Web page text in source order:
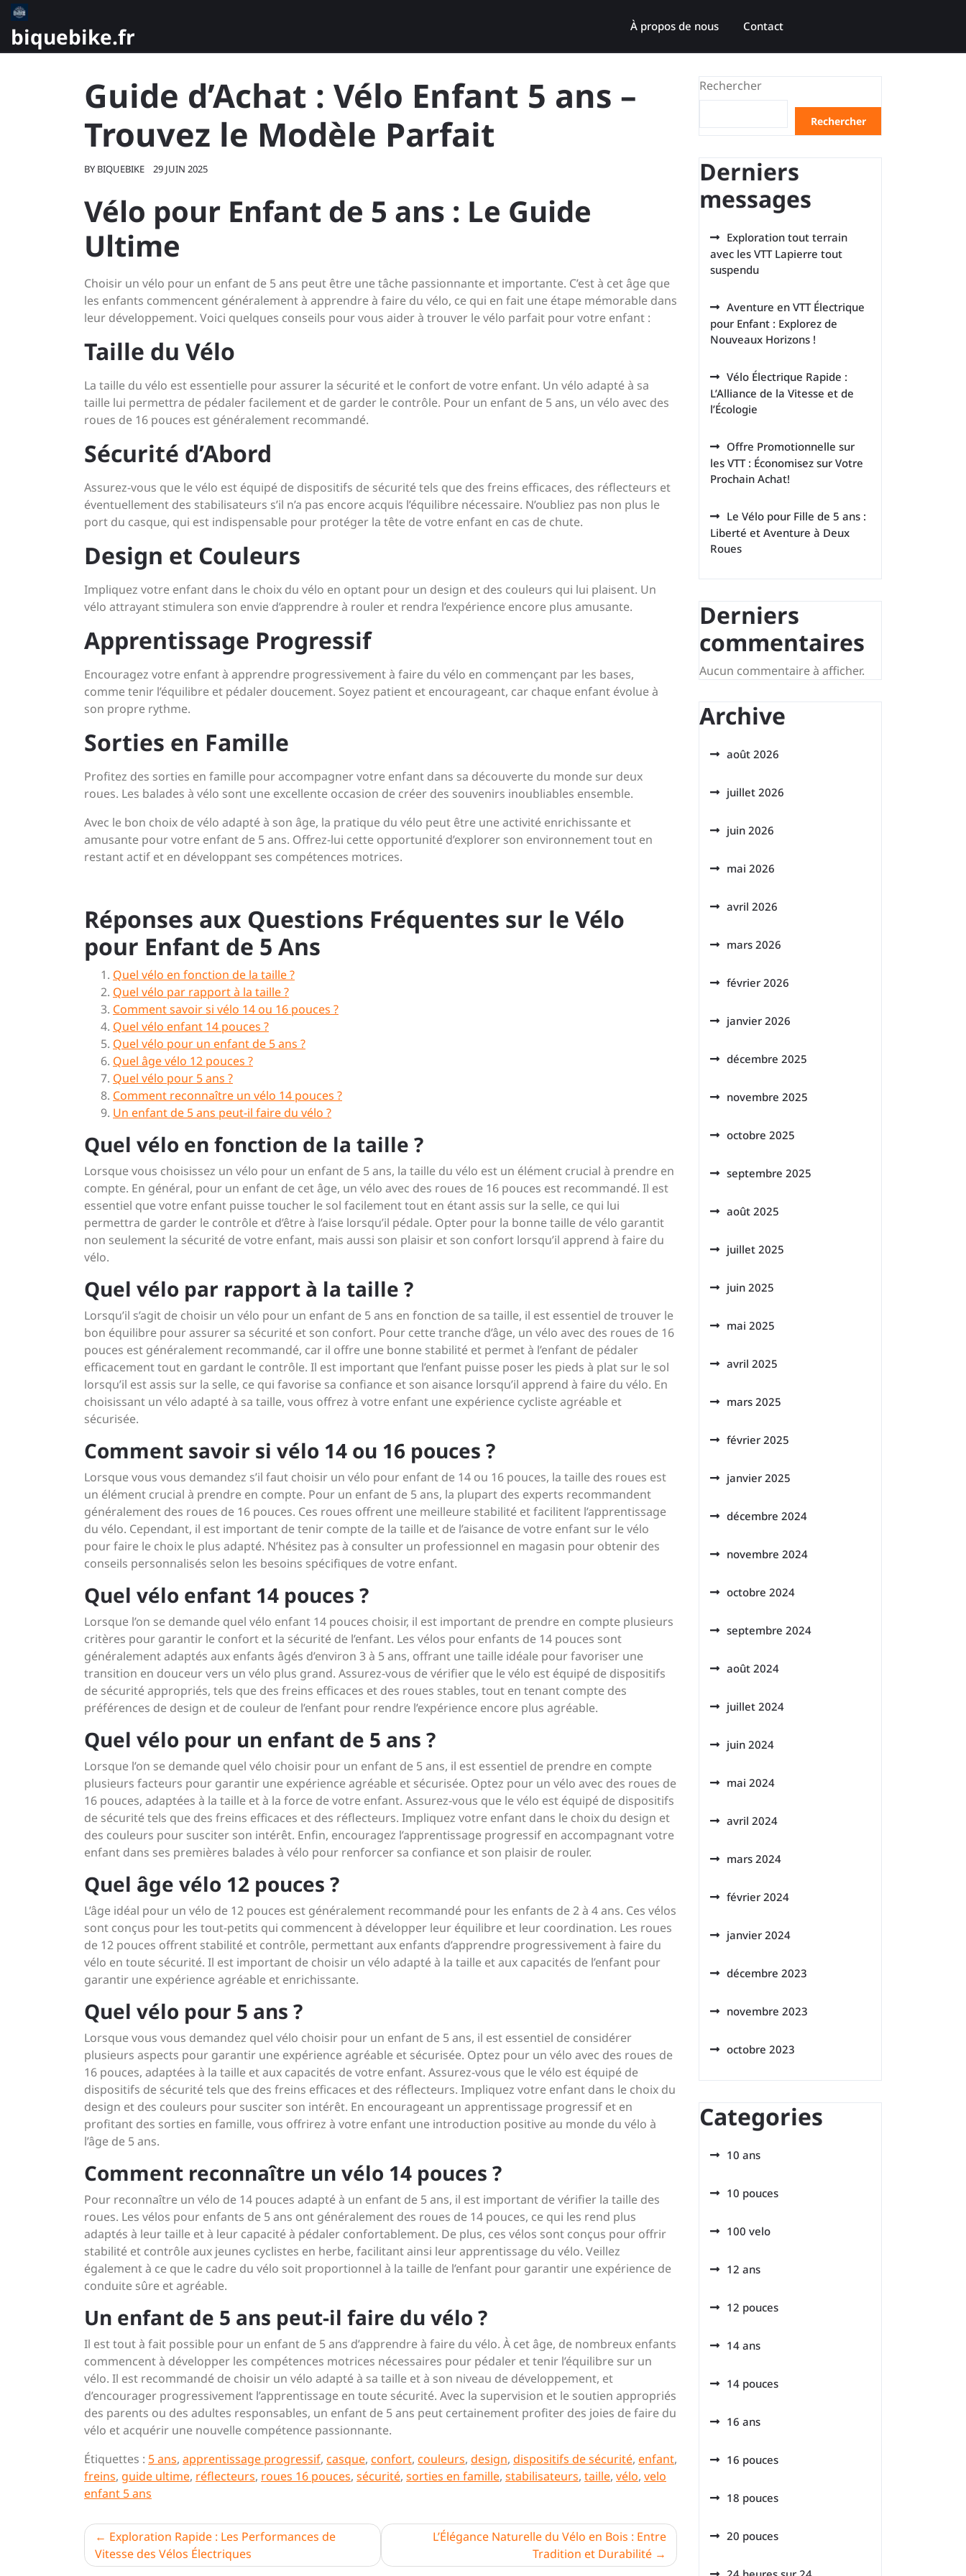
Skip
content
biquebike.fr À propos de nous Contact
Guide d’Achat : Vélo Enfant 5 ans –
Trouvez le Modèle Parfait
BY BIQUEBIKE 29 JUIN 2025
Vélo pour Enfant de 5 ans : Le Guide
Ultime
Choisir un vélo pour un enfant de 5 ans peut être une tâche passionnante et importante. C’est à cet âge que
les enfants commencent généralement à apprendre à faire du vélo, ce qui en fait une étape mémorable dans
leur développement. Voici quelques conseils pour vous aider à trouver le vélo parfait pour votre enfant :
Taille du Vélo
La taille du vélo est essentielle pour assurer la sécurité et le confort de votre enfant. Un vélo adapté à sa
taille lui permettra de pédaler facilement et de garder le contrôle. Pour un enfant de 5 ans, un vélo avec des
roues de 16 pouces est généralement recommandé.
Sécurité d’Abord
Assurez-vous que le vélo est équipé de dispositifs de sécurité tels que des freins efficaces, des réflecteurs et
éventuellement des stabilisateurs s’il n’a pas encore acquis l’équilibre nécessaire. N’oubliez pas non plus le
port du casque, qui est indispensable pour protéger la tête de votre enfant en cas de chute.
Design et Couleurs
Impliquez votre enfant dans le choix du vélo en optant pour un design et des couleurs qui lui plaisent. Un
vélo attrayant stimulera son envie d’apprendre à rouler et rendra l’expérience encore plus amusante.
Apprentissage Progressif
Encouragez votre enfant à apprendre progressivement à faire du vélo en commençant par les bases,
comme tenir l’équilibre et pédaler doucement. Soyez patient et encourageant, car chaque enfant évolue à
son propre rythme.
Sorties en Famille
Profitez des sorties en famille pour accompagner votre enfant dans sa découverte du monde sur deux
roues. Les balades à vélo sont une excellente occasion de créer des souvenirs inoubliables ensemble.
Avec le bon choix de vélo adapté à son âge, la pratique du vélo peut être une activité enrichissante et
amusante pour votre enfant de 5 ans. Offrez-lui cette opportunité d’explorer son environnement tout en
restant actif et en développant ses compétences motrices.
Réponses aux Questions Fréquentes sur le Vélo
pour Enfant de 5 Ans
Quel vélo en fonction de la taille ?
Quel vélo par rapport à la taille ?
Comment savoir si vélo 14 ou 16 pouces ?
Quel vélo enfant 14 pouces ?
Quel vélo pour un enfant de 5 ans ?
Quel âge vélo 12 pouces ?
Quel vélo pour 5 ans ?
Comment reconnaître un vélo 14 pouces ?
Un enfant de 5 ans peut-il faire du vélo ?
Quel vélo en fonction de la taille ?
Lorsque vous choisissez un vélo pour un enfant de 5 ans, la taille du vélo est un élément crucial à prendre en
compte. En général, pour un enfant de cet âge, un vélo avec des roues de 16 pouces est recommandé. Il est
essentiel que votre enfant puisse toucher le sol facilement tout en étant assis sur la selle, ce qui lui
permettra de garder le contrôle et d’être à l’aise lorsqu’il pédale. Opter pour la bonne taille de vélo garantit
non seulement la sécurité de votre enfant, mais aussi son plaisir et son confort lorsqu’il apprend à faire du
vélo.
Quel vélo par rapport à la taille ?
Lorsqu’il s’agit de choisir un vélo pour un enfant de 5 ans en fonction de sa taille, il est essentiel de trouver le
bon équilibre pour assurer sa sécurité et son confort. Pour cette tranche d’âge, un vélo avec des roues de 16
pouces est généralement recommandé, car il offre une bonne stabilité et permet à l’enfant de pédaler
efficacement tout en gardant le contrôle. Il est important que l’enfant puisse poser les pieds à plat sur le sol
lorsqu’il est assis sur la selle, ce qui favorise sa confiance et son aisance lorsqu’il apprend à faire du vélo. En
choisissant un vélo adapté à sa taille, vous offrez à votre enfant une expérience cycliste agréable et
sécurisée.
Comment savoir si vélo 14 ou 16 pouces ?
Lorsque vous vous demandez s’il faut choisir un vélo pour enfant de 14 ou 16 pouces, la taille des roues est
un élément crucial à prendre en compte. Pour un enfant de 5 ans, la plupart des experts recommandent
généralement des roues de 16 pouces. Ces roues offrent une meilleure stabilité et facilitent l’apprentissage
du vélo. Cependant, il est important de tenir compte de la taille et de l’aisance de votre enfant sur le vélo
pour faire le choix le plus adapté. N’hésitez pas à consulter un professionnel en magasin pour obtenir des
conseils personnalisés selon les besoins spécifiques de votre enfant.
Quel vélo enfant 14 pouces ?
Lorsque l’on se demande quel vélo enfant 14 pouces choisir, il est important de prendre en compte plusieurs
critères pour garantir le confort et la sécurité de l’enfant. Les vélos pour enfants de 14 pouces sont
généralement adaptés aux enfants âgés d’environ 3 à 5 ans, offrant une taille idéale pour favoriser une
transition en douceur vers un vélo plus grand. Assurez-vous de vérifier que le vélo est équipé de dispositifs
de sécurité appropriés, tels que des freins efficaces et des roues stables, tout en tenant compte des
préférences de design et de couleur de l’enfant pour rendre l’expérience encore plus agréable.
Quel vélo pour un enfant de 5 ans ?
Lorsque l’on se demande quel vélo choisir pour un enfant de 5 ans, il est essentiel de prendre en compte
plusieurs facteurs pour garantir une expérience agréable et sécurisée. Optez pour un vélo avec des roues de
16 pouces, adaptées à la taille et à la force de votre enfant. Assurez-vous que le vélo est équipé de dispositifs
de sécurité tels que des freins efficaces et des réflecteurs. Impliquez votre enfant dans le choix du design et
des couleurs pour susciter son intérêt. Enfin, encouragez l’apprentissage progressif en accompagnant votre
enfant dans ses premières balades à vélo pour renforcer sa confiance et son plaisir de rouler.
Quel âge vélo 12 pouces ?
L’âge idéal pour un vélo de 12 pouces est généralement recommandé pour les enfants de 2 à 4 ans. Ces vélos
sont conçus pour les tout-petits qui commencent à développer leur équilibre et leur coordination. Les roues
de 12 pouces offrent stabilité et contrôle, permettant aux enfants d’apprendre progressivement à faire du
vélo en toute sécurité. Il est important de choisir un vélo adapté à la taille et aux capacités de l’enfant pour
garantir une expérience agréable et enrichissante.
Quel vélo pour 5 ans ?
Lorsque vous vous demandez quel vélo choisir pour un enfant de 5 ans, il est essentiel de considérer
plusieurs aspects pour garantir une expérience agréable et sécurisée. Optez pour un vélo avec des roues de
16 pouces, adaptées à la taille et aux capacités de votre enfant. Assurez-vous que le vélo est équipé de
dispositifs de sécurité tels que des freins efficaces et des réflecteurs. Impliquez votre enfant dans le choix du
design et des couleurs pour susciter son intérêt. En encourageant un apprentissage progressif et en
profitant des sorties en famille, vous offrirez à votre enfant une introduction positive au monde du vélo à
l’âge de 5 ans.
Comment reconnaître un vélo 14 pouces ?
Pour reconnaître un vélo de 14 pouces adapté à un enfant de 5 ans, il est important de vérifier la taille des
roues. Les vélos pour enfants de 5 ans ont généralement des roues de 14 pouces, ce qui les rend plus
adaptés à leur taille et à leur capacité à pédaler confortablement. De plus, ces vélos sont conçus pour offrir
stabilité et contrôle aux jeunes cyclistes en herbe, facilitant ainsi leur apprentissage du vélo. Veillez
également à ce que le cadre du vélo soit proportionnel à la taille de l’enfant pour garantir une expérience de
conduite sûre et agréable.
Un enfant de 5 ans peut-il faire du vélo ?
Il est tout à fait possible pour un enfant de 5 ans d’apprendre à faire du vélo. À cet âge, de nombreux enfants
commencent à développer les compétences motrices nécessaires pour pédaler et tenir l’équilibre sur un
vélo. Il est recommandé de choisir un vélo adapté à sa taille et à son niveau de développement, et
d’encourager progressivement l’apprentissage en toute sécurité. Avec la supervision et le soutien appropriés
des parents ou des adultes responsables, un enfant de 5 ans peut certainement profiter des joies de faire du
vélo et acquérir une nouvelle compétence passionnante.
Étiquettes : 5 ans, apprentissage progressif, casque, confort, couleurs, design, dispositifs de sécurité, enfant,
freins, guide ultime, réflecteurs, roues 16 pouces, sécurité, sorties en famille, stabilisateurs, taille, vélo, velo
enfant 5 ans
Navigation
de
Exploration Rapide : Les Performances de
Vitesse des Vélos Électriques
L’Élégance Naturelle du Vélo en Bois : Entre
Tradition et Durabilité
Rechercher
Rechercher
Derniers
messages
Exploration tout terrain
avec les VTT Lapierre tout
suspendu
Aventure en VTT Électrique
pour Enfant : Explorez de
Nouveaux Horizons !
Vélo Électrique Rapide :
L’Alliance de la Vitesse et de
l’Écologie
Offre Promotionnelle sur
les VTT : Économisez sur Votre
Prochain Achat!
Le Vélo pour Fille de 5 ans :
Liberté et Aventure à Deux
Roues
Derniers
commentaires
Aucun commentaire à afficher.
Archive
août 2026
juillet 2026
juin 2026
mai 2026
avril 2026
mars 2026
février 2026
janvier 2026
décembre 2025
novembre 2025
octobre 2025
septembre 2025
août 2025
juillet 2025
juin 2025
mai 2025
avril 2025
mars 2025
février 2025
janvier 2025
décembre 2024
novembre 2024
octobre 2024
septembre 2024
août 2024
juillet 2024
juin 2024
mai 2024
avril 2024
mars 2024
février 2024
janvier 2024
décembre 2023
novembre 2023
octobre 2023
Categories
10 ans
10 pouces
100 velo
12 ans
12 pouces
14 ans
14 pouces
16 ans
16 pouces
18 pouces
20 pouces